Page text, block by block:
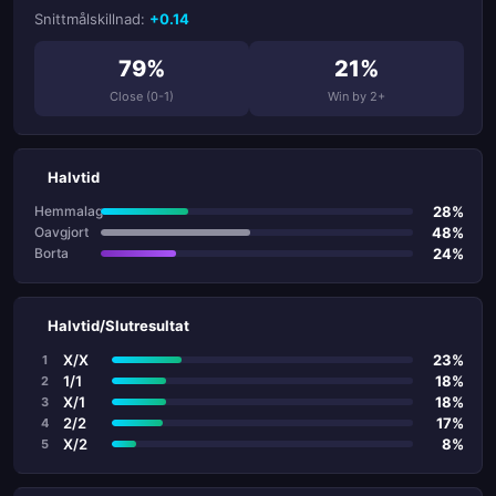
Snittmålskillnad: +0.14
79%
Close (0-1)
21%
Win by 2+
Halvtid
Hemmalag 28%
Oavgjort 48%
Borta 24%
Halvtid/Slutresultat
1 X/X 23%
2 1/1 18%
3 X/1 18%
4 2/2 17%
5 X/2 8%